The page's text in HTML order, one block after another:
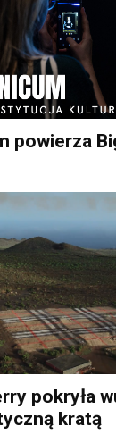
powierza
pokryła
kratą